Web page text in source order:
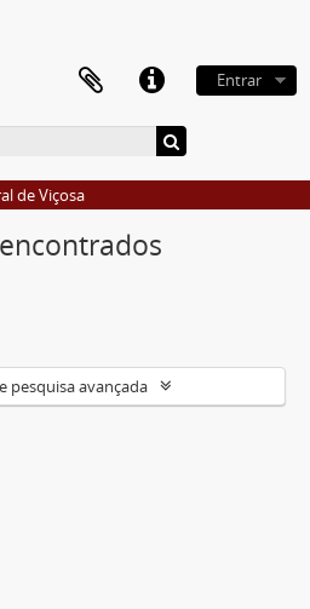
Entrar
de Viçosa
pesquisa avançada